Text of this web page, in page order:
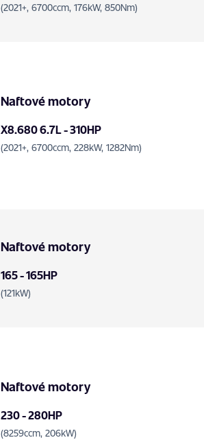
(2021+, 6700ccm, 176kW, 850Nm)
Naftové motory
X8.680 6.7L - 310HP
(2021+, 6700ccm, 228kW, 1282Nm)
Naftové motory
165 - 165HP
(121kW)
Naftové motory
230 - 280HP
(8259ccm, 206kW)